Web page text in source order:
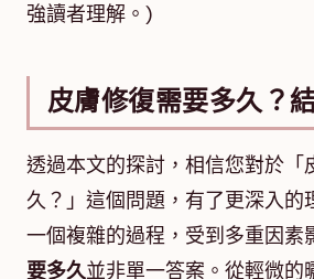
強讀者理解。)
皮膚修復需要多久？
透過本文的探討，相信您對於「
久？」這個問題，有了更深入的
一個複雜的過程，受到多重因素
要多久並非單一答案。從輕微的